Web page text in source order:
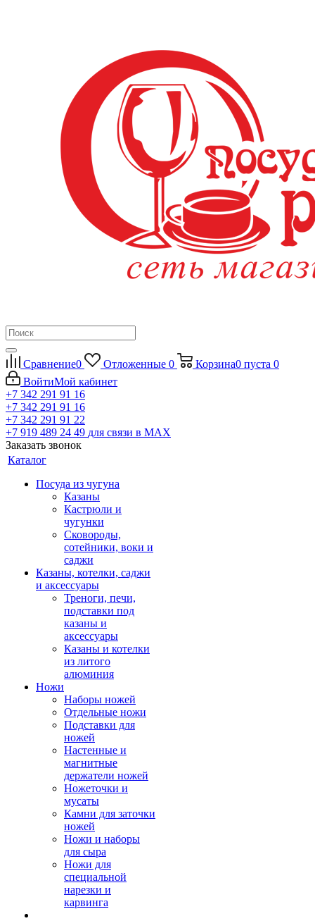
Сравнение0 Отложенные 0 Корзина0 пуста 0
ВойтиМой кабинет
+7 342 291 91 16
+7 342 291 91 16
+7 342 291 91 22
+7 919 489 24 49 для связи в МАХ
Заказать звонок
Каталог
Посуда из чугуна
Казаны
Кастрюли и
чугунки
Сковороды,
сотейники, воки и
саджи
Казаны, котелки, саджи
и аксессуары
Треноги, печи,
подставки под
казаны и
аксессуары
Казаны и котелки
из литого
алюминия
Ножи
Наборы ножей
Отдельные ножи
Подставки для
ножей
Настенные и
магнитные
держатели ножей
Ножеточки и
мусаты
Камни для заточки
ножей
Ножи и наборы
для сыра
Ножи для
специальной
нарезки и
карвинга